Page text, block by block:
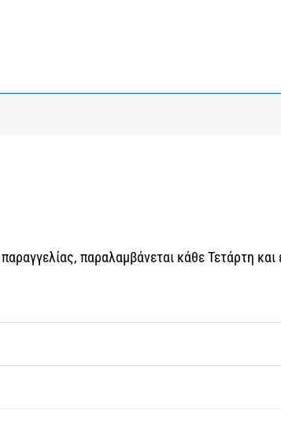
παραλαμβάνεται κάθε Τετάρτη